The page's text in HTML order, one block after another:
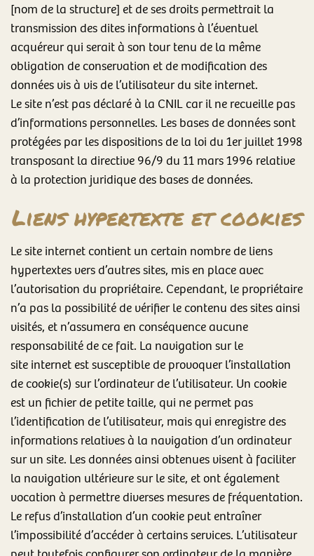
[nom de la structure] et de ses droits permettrait la
transmission des dites informations à l’éventuel
acquéreur qui serait à son tour tenu de la même
obligation de conservation et de modification des
données vis à vis de l’utilisateur du site internet.
Le site n’est pas déclaré à la CNIL car il ne recueille pas
d’informations personnelles. Les bases de données sont
protégées par les dispositions de la loi du 1er juillet 1998
transposant la directive 96/9 du 11 mars 1996 relative
à la protection juridique des bases de données.
Liens hypertexte et cookies
Le site internet contient un certain nombre de liens
hypertextes vers d’autres sites, mis en place avec
l’autorisation du propriétaire. Cependant, le propriétaire
n’a pas la possibilité de vérifier le contenu des sites ainsi
visités, et n’assumera en conséquence aucune
responsabilité de ce fait. La navigation sur le
site internet est susceptible de provoquer l’installation
de cookie(s) sur l’ordinateur de l’utilisateur. Un cookie
est un fichier de petite taille, qui ne permet pas
l’identification de l’utilisateur, mais qui enregistre des
informations relatives à la navigation d’un ordinateur
sur un site. Les données ainsi obtenues visent à faciliter
la navigation ultérieure sur le site, et ont également
vocation à permettre diverses mesures de fréquentation.
Le refus d’installation d’un cookie peut entraîner
l’impossibilité d’accéder à certains services. L’utilisateur